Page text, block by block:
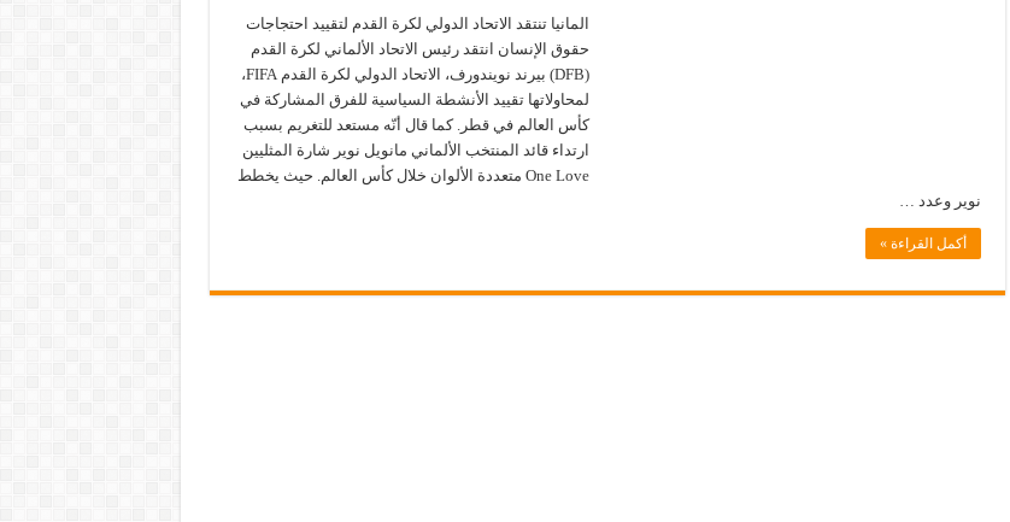
المانيا تنتقد الاتحاد الدولي لكرة القدم لتقييد احتجاجات
حقوق الإنسان انتقد رئيس الاتحاد الألماني لكرة القدم
(DFB) بيرند نويندورف، الاتحاد الدولي لكرة القدم FIFA،
لمحاولاتها تقييد الأنشطة السياسية للفرق المشاركة في
كأس العالم في قطر. كما قال أنّه مستعد للتغريم بسبب
ارتداء قائد المنتخب الألماني مانويل نوير شارة المثليين
One Love متعددة الألوان خلال كأس العالم. حيث يخطط
نوير وعدد …
أكمل القراءة »